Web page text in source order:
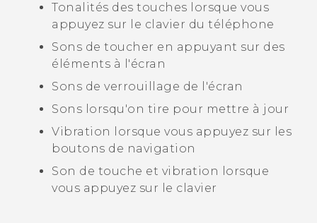
Tonalités des touches lorsque vous
appuyez sur le clavier du téléphone
Sons de toucher en appuyant sur des
éléments à l'écran
Sons de verrouillage de l'écran
Sons lorsqu'on tire pour mettre à jour
Vibration lorsque vous appuyez sur les
boutons de navigation
Son de touche et vibration lorsque
vous appuyez sur le clavier